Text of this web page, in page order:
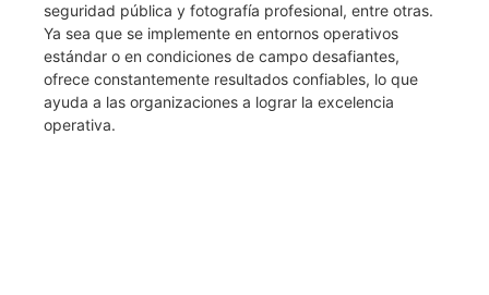
seguridad pública y fotografía profesional, entre otras.
Ya sea que se implemente en entornos operativos
estándar o en condiciones de campo desafiantes,
ofrece constantemente resultados confiables, lo que
ayuda a las organizaciones a lograr la excelencia
operativa.